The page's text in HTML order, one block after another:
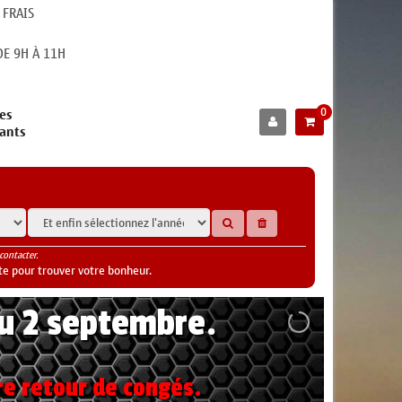
9H À 11H
0
pour trouver votre bonheur.
2 septembre.
retour de congés.